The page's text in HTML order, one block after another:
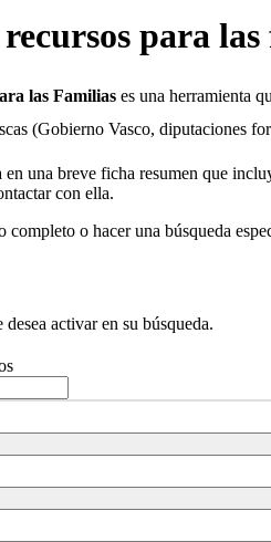
para
las Familias es una herramienta
(Gobierno Vasco, diputaciones
en una breve ficha resumen que
con ella.
completo o hacer una búsqueda
activar en su búsqueda.